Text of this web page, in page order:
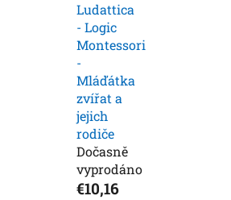
Ludattica
- Logic
Montessori
-
Mláďátka
zvířat a
jejich
rodiče
Dočasně
vyprodáno
€10,16